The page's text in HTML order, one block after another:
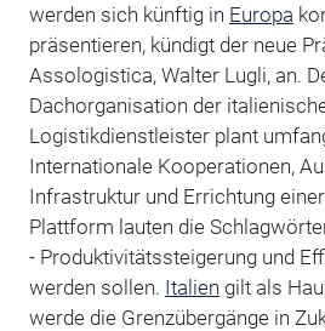
werden sich künftig in Europa
präsentieren, kündigt der neue
Assologistica, Walter Lugli, an.
Dachorganisation der
Logistikdienstleister plant
Internationale Kooperationen,
Infrastruktur und Errichtung
Plattform lauten die
- Produktivitätssteigerung und
werden sollen. Italien gilt als
werde die Grenzübergänge in